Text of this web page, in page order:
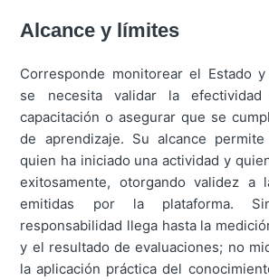
Alcance y límites
Corresponde monitorear el Estado
se necesita validar la
capacitación o asegurar que se
de aprendizaje. Su alcance
quien ha iniciado una actividad y
exitosamente, otorgando validez a
emitidas por la plataforma.
responsabilidad llega hasta la
y el resultado de evaluaciones; no
la aplicación práctica del